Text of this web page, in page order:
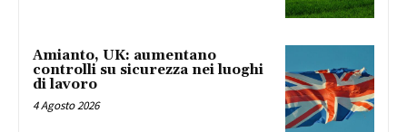
Amianto, UK: aumentano
controlli su sicurezza nei luoghi
di lavoro
4 Agosto 2026